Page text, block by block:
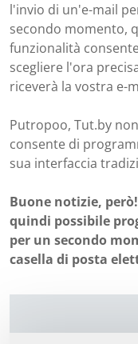
l'invio di un'e-mail
secondo momento,
funzionalità
scegliere l'ora
riceverà la vostra e-
Putropoo, Tut.by
consente di
sua interfaccia
Buone notizie,
quindi possibile
per un secondo
casella di posta